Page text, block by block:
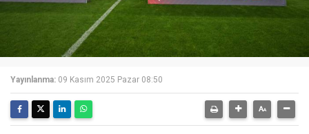
Yayınlanma: 09 Kasım 2025 Pazar 08:50